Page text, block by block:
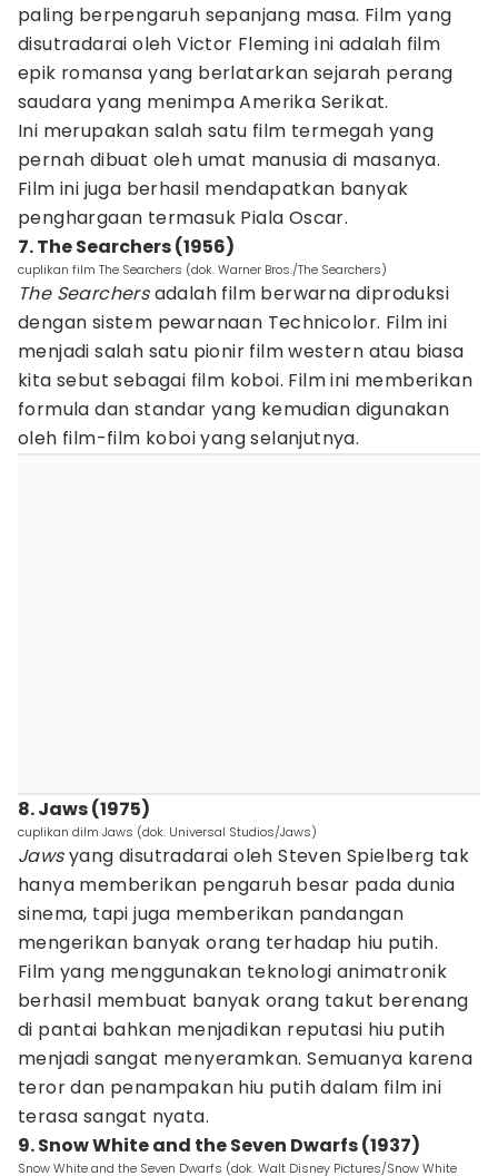
paling berpengaruh sepanjang masa. Film yang
disutradarai oleh Victor Fleming ini adalah film
epik romansa yang berlatarkan sejarah perang
saudara yang menimpa Amerika Serikat.
Ini merupakan salah satu film termegah yang
pernah dibuat oleh umat manusia di masanya.
Film ini juga berhasil mendapatkan banyak
penghargaan termasuk Piala Oscar.
7. The Searchers (1956)
cuplikan film The Searchers (dok. Warner Bros./The Searchers)
The Searchersadalah film berwarna diproduksi
dengan sistem pewarnaan Technicolor. Film ini
menjadi salah satu pionir film western atau biasa
kita sebut sebagai film koboi. Film ini memberikan
formula dan standar yang kemudian digunakan
oleh film-film koboi yang selanjutnya.
8. Jaws (1975)
cuplikan dilm Jaws (dok. Universal Studios/Jaws)
Jawsyang disutradarai oleh Steven Spielberg tak
hanya memberikan pengaruh besar pada dunia
sinema, tapi juga memberikan pandangan
mengerikan banyak orang terhadap hiu putih.
Film yang menggunakan teknologi animatronik
berhasil membuat banyak orang takut berenang
di pantai bahkan menjadikan reputasi hiu putih
menjadi sangat menyeramkan. Semuanya karena
teror dan penampakan hiu putih dalam film ini
terasa sangat nyata.
9. Snow White and the Seven Dwarfs (1937)
Snow White and the Seven Dwarfs (dok. Walt Disney Pictures/Snow White